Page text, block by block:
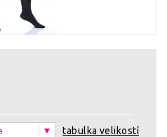
tabulka velikostí